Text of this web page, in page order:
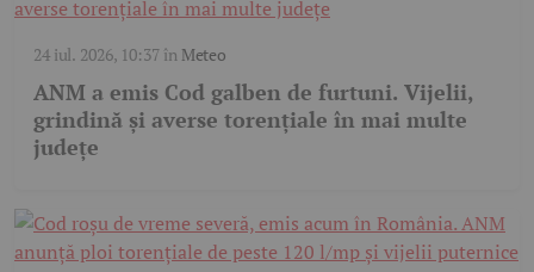
24 iul. 2026, 10:37în Meteo
ANM a emis Cod galben de furtuni. Vijelii,
grindină și averse torențiale în mai multe
județe